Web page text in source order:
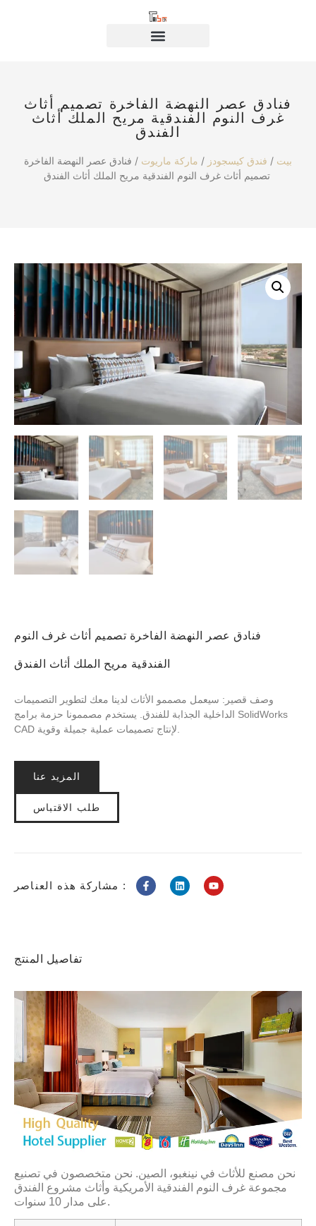
فنادق عصر النهضة الفاخرة تصميم أثاث
غرف النوم الفندقية مريح الملك أثاث
الفندق
بيت / فندق كيسجودز / ماركة ماريوت / فنادق عصر النهضة الفاخرة
تصميم أثاث غرف النوم الفندقية مريح الملك أثاث الفندق
فنادق عصر النهضة الفاخرة تصميم أثاث غرف النوم
الفندقية مريح الملك أثاث الفندق
وصف قصير: سيعمل مصممو الأثاث لدينا معك لتطوير التصميمات
الداخلية الجذابة للفندق. يستخدم مصممونا حزمة برامج SolidWorks
المزيد عنا
طلب الاقتباس
مشاركة هذه العناصر :
تفاصيل المنتج
نحن مصنع للأثاث في نينغبو، الصين. نحن متخصصون في تصنيع
مجموعة غرف النوم الفندقية الأمريكية وأثاث مشروع الفندق
على مدار 10 سنوات.